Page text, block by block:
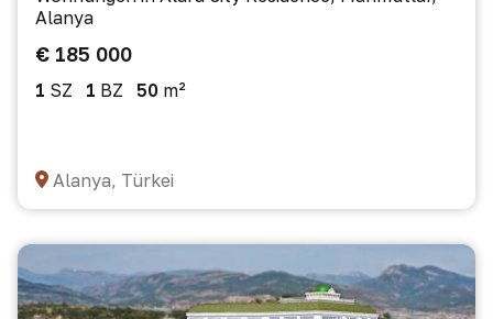
Alanya
€ 185 000
1 SZ 1 BZ 50 m²
Alanya, Türkei